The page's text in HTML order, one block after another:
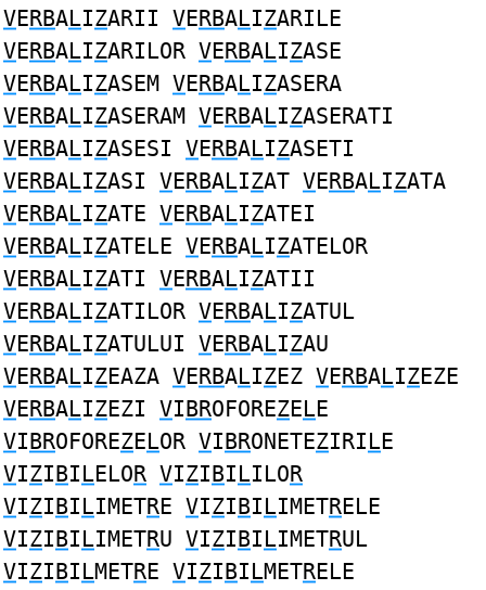
VERBALIZARII VERBALIZARILE
VERBALIZARILOR VERBALIZASE
VERBALIZASEM VERBALIZASERA
VERBALIZASERAM VERBALIZASERATI
VERBALIZASESI VERBALIZASETI
VERBALIZASI VERBALIZAT VERBALIZATA
VERBALIZATE VERBALIZATEI
VERBALIZATELE VERBALIZATELOR
VERBALIZATI VERBALIZATII
VERBALIZATILOR VERBALIZATUL
VERBALIZATULUI VERBALIZAU
VERBALIZEAZA VERBALIZEZ VERBALIZEZE
VERBALIZEZI VIBROFOREZELE
VIBROFOREZELOR VIBRONETEZIRILE
VIZIBILELOR VIZIBILILOR
VIZIBILIMETRE VIZIBILIMETRELE
VIZIBILIMETRU VIZIBILIMETRUL
VIZIBILMETRE VIZIBILMETRELE